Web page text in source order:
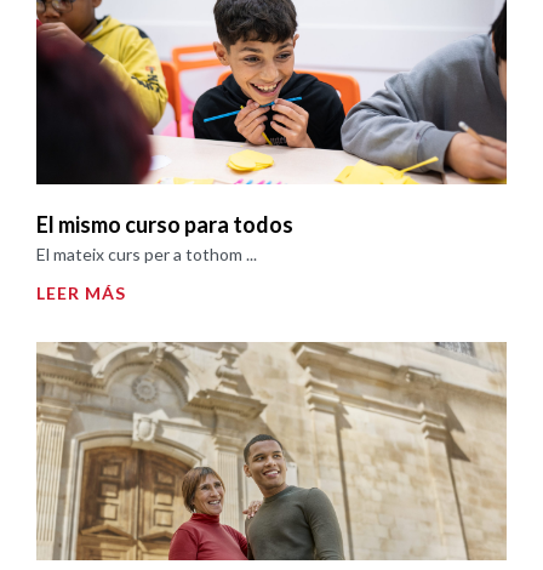
El mismo curso para todos
El mateix curs per a tothom ...
LEER MÁS